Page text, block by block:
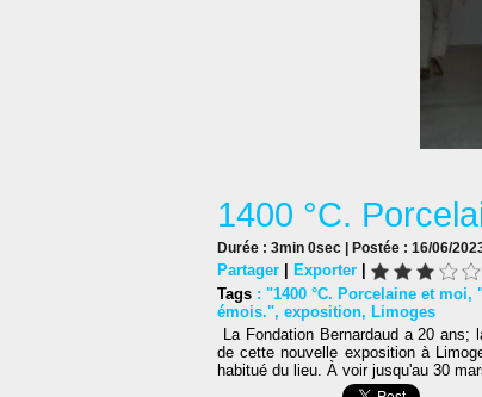
1400 °C.
Durée : 3min 0sec | Postée : 16/06/
Partager | Exporter |
Tags : "1400 °C. Porcelaine et moi,
émois.", exposition, Limoges
La Fondation Bernardaud a 20
de cette nouvelle exposition à
habitué du lieu. À voir jusqu'au 30